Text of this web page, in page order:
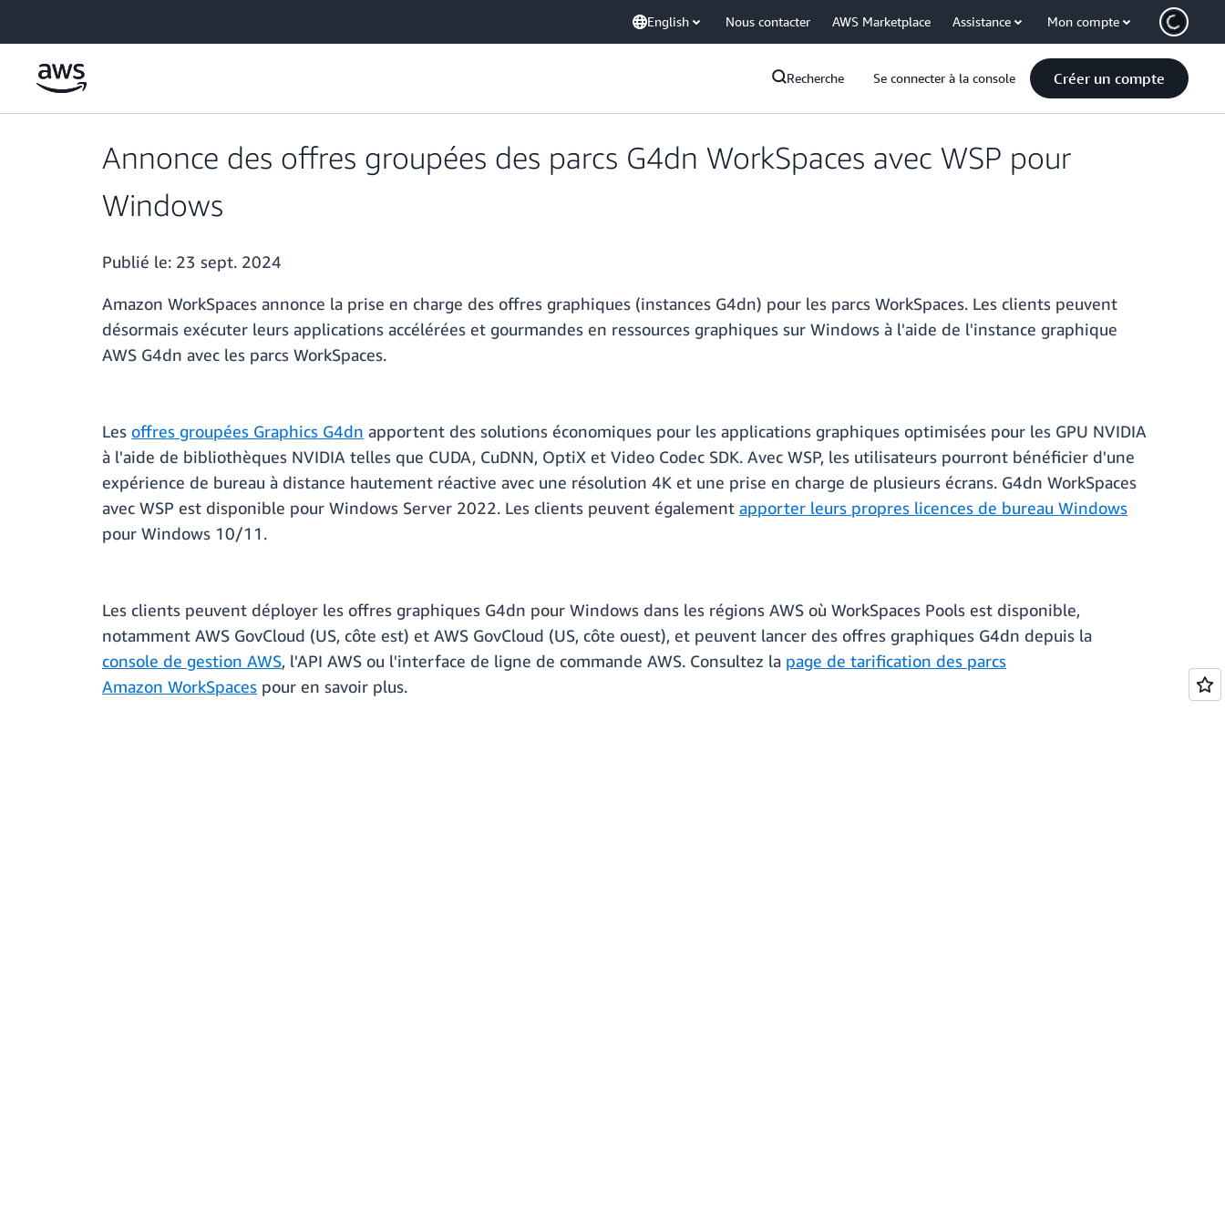
English Nous contacter AWS Marketplace Assistance Mon compte
Recherche Se connecter à la console Créer un compte
Annonce des offres groupées des parcs G4dn WorkSpaces avec WSP pour
Windows
Publié le: 23 sept. 2024
Amazon WorkSpaces annonce la prise en charge des offres graphiques (instances G4dn) pour les parcs WorkSpaces. Les clients peuvent
désormais exécuter leurs applications accélérées et gourmandes en ressources graphiques sur Windows à l'aide de l'instance graphique
AWS G4dn avec les parcs WorkSpaces.
Les offres groupées Graphics G4dn apportent des solutions économiques pour les applications graphiques optimisées pour les GPU NVIDIA
à l'aide de bibliothèques NVIDIA telles que CUDA, CuDNN, OptiX et Video Codec SDK. Avec WSP, les utilisateurs pourront bénéficier d'une
expérience de bureau à distance hautement réactive avec une résolution 4K et une prise en charge de plusieurs écrans. G4dn WorkSpaces
avec WSP est disponible pour Windows Server 2022. Les clients peuvent également apporter leurs propres licences de bureau Windows
pour Windows 10/11.
Les clients peuvent déployer les offres graphiques G4dn pour Windows dans les régions AWS où WorkSpaces Pools est disponible,
notamment AWS GovCloud (US, côte est) et AWS GovCloud (US, côte ouest), et peuvent lancer des offres graphiques G4dn depuis la
console de gestion AWS, l'API AWS ou l'interface de ligne de commande AWS. Consultez la page de tarification des parcs
Amazon WorkSpaces pour en savoir plus.